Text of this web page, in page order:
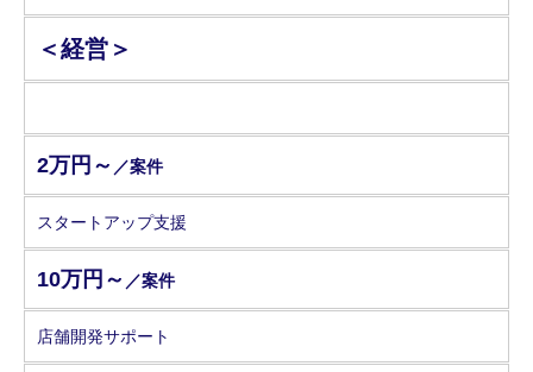
＜経営＞
2万円～ ／案件
スタートアップ支援
10万円～ ／案件
店舗開発サポート